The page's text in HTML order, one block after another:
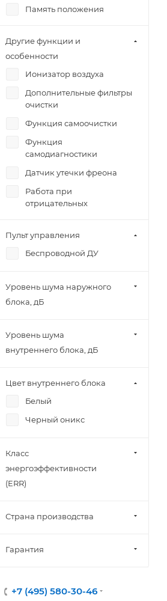
Память положения
Авторестарт
Другие функции и
особенности
Ионизатор воздуха
Дополнительные фильтры
очистки
Функция самоочистки
Функция
самодиагностики
Датчик утечки фреона
Работа при
отрицательных
Пульт управления
Беспроводной ДУ
Уровень шума наружного
блока, дБ
Уровень шума
внутреннего блока, дБ
Цвет внутреннего блока
Белый
Черный оникс
Класс
энергоэффективности
(ERR)
Страна производства
Гарантия
+7 (495) 580-30-46